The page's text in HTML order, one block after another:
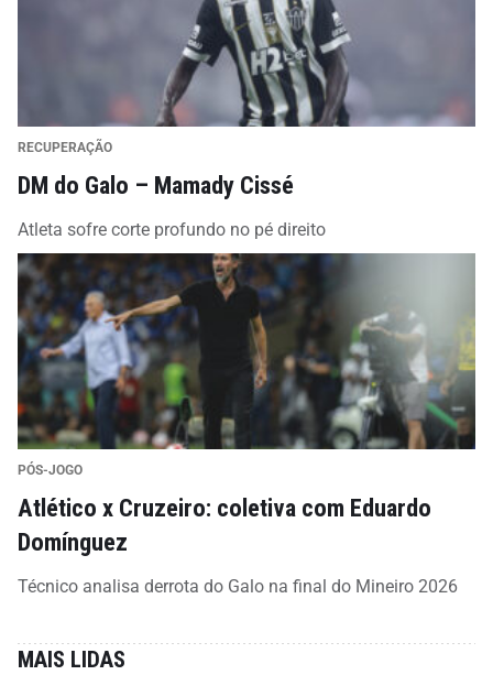
RECUPERAÇÃO
DM do Galo – Mamady Cissé
Atleta sofre corte profundo no pé direito
PÓS-JOGO
Atlético x Cruzeiro: coletiva com Eduardo
Domínguez
Técnico analisa derrota do Galo na final do Mineiro 2026
MAIS LIDAS